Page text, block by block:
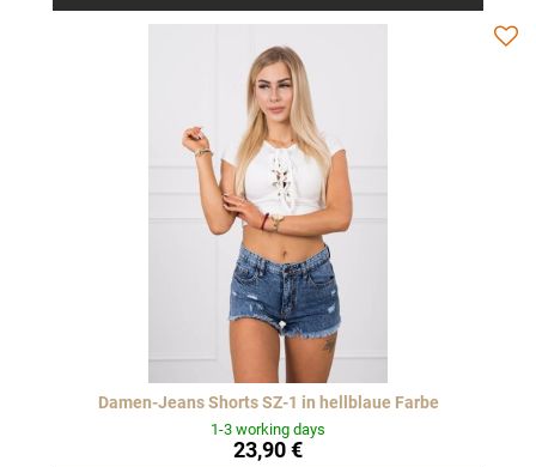
Damen-Jeans Shorts SZ-1 in hellblaue Farbe
1-3 working days
23,90 €